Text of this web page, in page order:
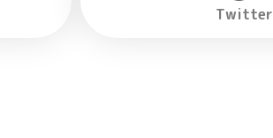
Twitter